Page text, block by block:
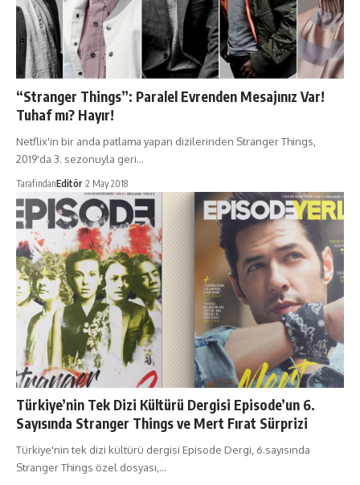
“Stranger Things”: Paralel Evrenden Mesajınız Var!
Tuhaf mı? Hayır!
Netflix'in bir anda patlama yapan dizilerinden Stranger Things,
2019'da 3. sezonuyla geri…
TarafındanEditör 2 May 2018
Türkiye’nin Tek Dizi Kültürü Dergisi Episode’un 6.
Sayısında Stranger Things ve Mert Fırat Sürprizi
Türkiye'nin tek dizi kültürü dergisi Episode Dergi, 6.sayısında
Stranger Things özel dosyası,…